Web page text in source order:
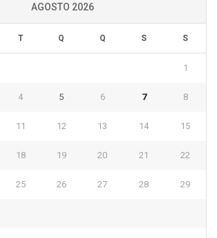
AGOSTO 2026
T Q Q S S
1
4 5 6 7 8
11 12 13 14 15
18 19 20 21 22
25 26 27 28 29